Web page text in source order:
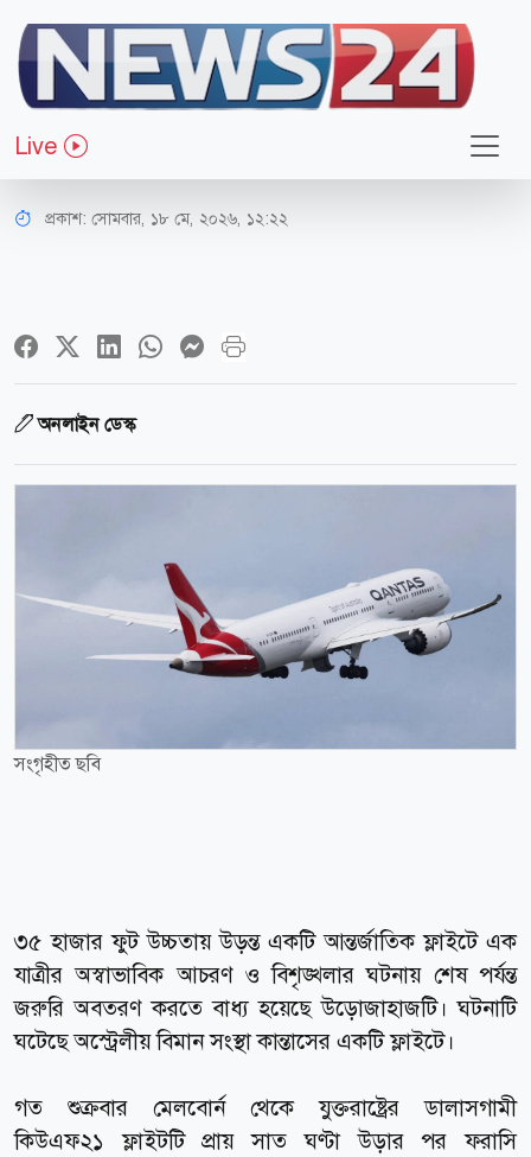
Live
আন্তর্জাতিক
মাঝ আকাশে যাত্রীর অস্বাভাবিক আচরণ,
জরুরি অবতরণ বিমানের
প্রকাশ: সোমবার, ১৮ মে, ২০২৬, ১২:২২
অনলাইন ডেস্ক
সংগৃহীত ছবি
৩৫ হাজার ফুট উচ্চতায় উড়ন্ত একটি আন্তর্জাতিক ফ্লাইটে এক
যাত্রীর অস্বাভাবিক আচরণ ও বিশৃঙ্খলার ঘটনায় শেষ পর্যন্ত
জরুরি অবতরণ করতে বাধ্য হয়েছে উড়োজাহাজটি। ঘটনাটি
ঘটেছে অস্ট্রেলীয় বিমান সংস্থা কান্তাসের একটি ফ্লাইটে।
গত শুক্রবার মেলবোর্ন থেকে যুক্তরাষ্ট্রের ডালাসগামী
কিউএফ২১ ফ্লাইটটি প্রায় সাত ঘণ্টা উড়ার পর ফরাসি